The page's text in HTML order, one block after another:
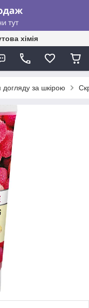
хімія
за шкірою